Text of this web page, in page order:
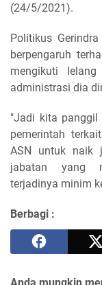
(24/5/2021).
Politikus
berpengaruh
mengikuti
administrasi dia
"Jadi kita panggil
pemerintah
ASN untuk naik
jabatan yang
terjadinya minim
Berbagi :
Anda mungkin